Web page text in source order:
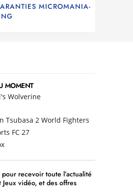
MICROMANIA-
MOMENT
Wolverine
Tsubasa 2 World Fighters
FC 27
recevoir toute l’actualité
Jeux vidéo, et des offres